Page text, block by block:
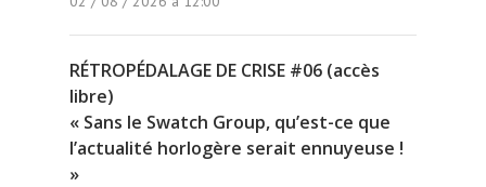
RÉTROPÉDALAGE DE CRISE #06 (accès
libre)
« Sans le Swatch Group, qu’est-ce que
l’actualité horlogère serait ennuyeuse !
»